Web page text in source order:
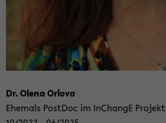
Dr. Olena Or­lo­va
Ehe­mals Post­Doc im In­Chan­gE Pro­jekt